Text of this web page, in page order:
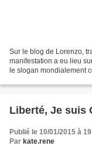
Sur le blog de Lorenzo,
manifestation a eu lieu
le slogan mondialement
Liberté, Je suis
Publié le 10/01/2015 à
Par kate.rene